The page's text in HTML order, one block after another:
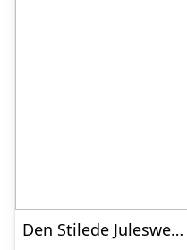
Den Stilede Julesweater – dame / kvinder.